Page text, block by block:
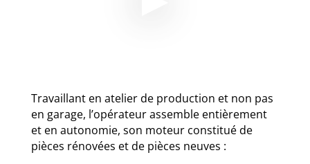
Travaillant en atelier de production et non pas
en garage, l’opérateur assemble entièrement
et en autonomie, son moteur constitué de
pièces rénovées et de pièces neuves :